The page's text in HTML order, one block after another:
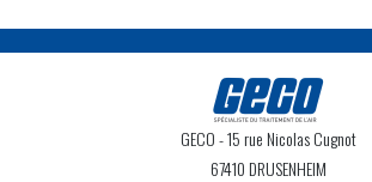
GECO- 15 rue Nicolas Cugnot
67410 DRUSENHEIM